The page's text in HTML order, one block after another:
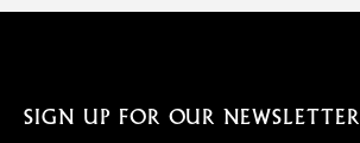
SIGN UP FOR OUR NEWSLETTER